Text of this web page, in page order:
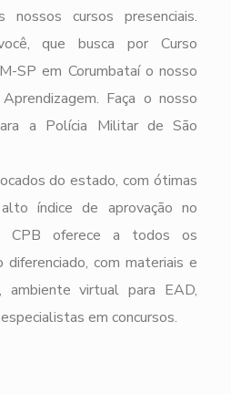
nossos cursos presenciais.
que busca por Curso
SP em Corumbataí o nosso
Faça o nosso
a Polícia Militar de São
do estado, com ótimas
índice de aprovação no
CPB oferece a todos os
diferenciado, com materiais e
ambiente virtual para EAD,
em concursos.